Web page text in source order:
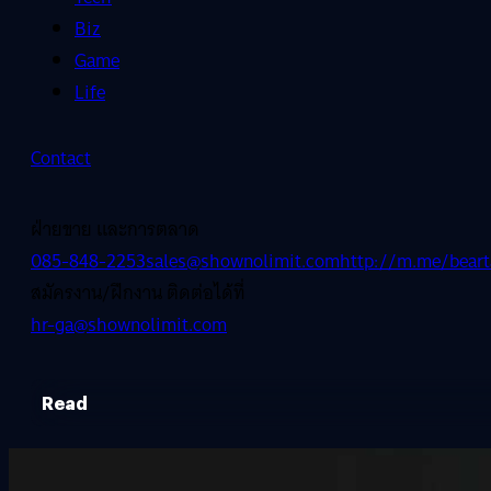
Biz
Game
Life
Contact
ฝ่ายขาย และการตลาด
085-848-2253sales@shownolimit.comhttp://m.me/
สมัครงาน/ฝึกงาน ติดต่อได้ที่
hr-ga@shownolimit.com
Read